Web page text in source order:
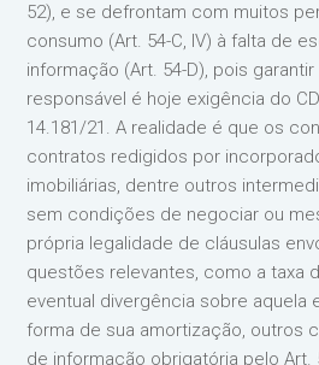
52), e se defrontam com muitos
consumo (Art. 54-C, IV) à falta de
informação (Art. 54-D), pois
responsável é hoje exigência do
14.181/21. A realidade é que os
contratos redigidos por
imobiliárias, dentre outros
sem condições de negociar ou
própria legalidade de cláusulas
questões relevantes, como a taxa
eventual divergência sobre aquela
forma de sua amortização, outros
de informação obrigatória pelo Art.